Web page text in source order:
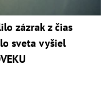
zázrak z čias
sveta vyšiel